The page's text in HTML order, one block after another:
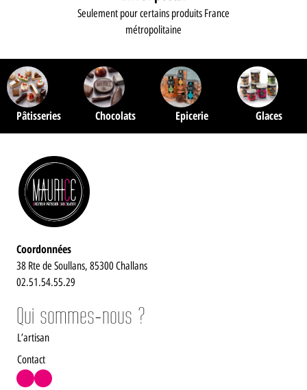
Seulement pour certains produits France
métropolitaine
Pâtisseries Chocolats Epicerie Glaces
Coordonnées
38 Rte de Soullans, 85300 Challans
02.51.54.55.29
Qui sommes-nous ?
L’artisan
Contact